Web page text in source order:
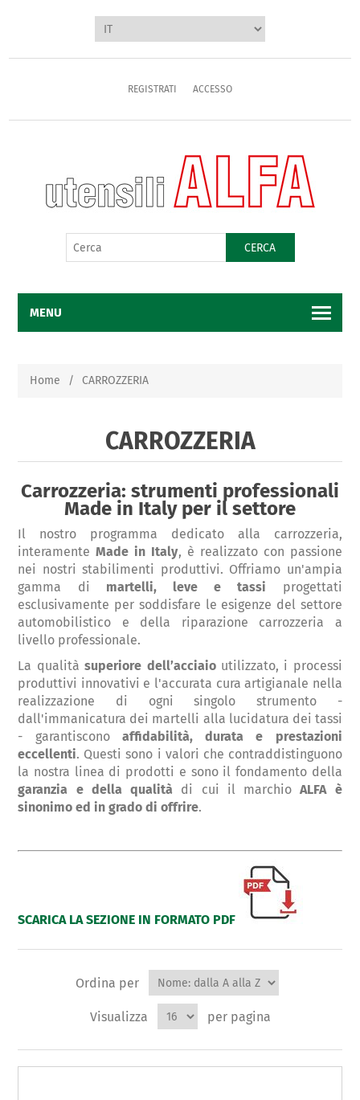
REGISTRATI ACCESSO
CERCA
MENU
Home / CARROZZERIA
CARROZZERIA
Carrozzeria: strumenti professionali
Made in Italy per il settore
Il nostro programma dedicato alla carrozzeria,
interamenteMade in Italy, è realizzato con passione
nei nostri stabilimenti produttivi. Offriamo un'ampia
gamma di martelli, leve e tassi progettati
esclusivamente per soddisfare le esigenze del settore
automobilistico e della riparazione carrozzeria a
livello professionale.
La qualitàsuperiore dell’acciaioutilizzato, i processi
produttivi innovativi e l'accurata cura artigianale nella
realizzazione di ogni singolo strumento -
dall'immanicatura dei martelli alla lucidatura dei tassi
- garantiscono affidabilità, durata e prestazioni
eccellenti. Questi sono i valori che contraddistinguono
la nostra linea di prodotti e sono il fondamento della
garanzia e della qualità di cui il marchioALFA è
sinonimo ed in grado di offrire.
SCARICA LA SEZIONE IN FORMATO PDF
Ordina per
Visualizza per pagina